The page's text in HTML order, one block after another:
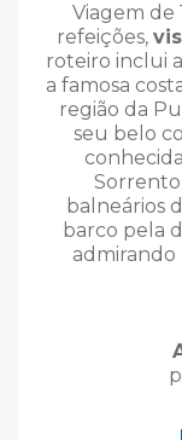
Viagem de
refeições,
roteiro inclui
a famosa
região da
seu belo
balneários
barco pela
admirando